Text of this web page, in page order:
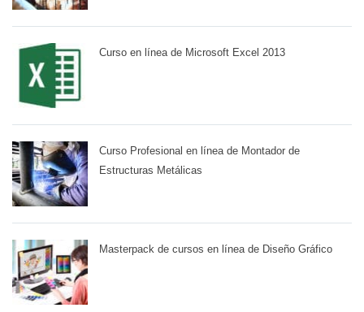
Curso en línea de Microsoft Excel 2013
Curso Profesional en línea de Montador de
Estructuras Metálicas
Masterpack de cursos en línea de Diseño Gráfico